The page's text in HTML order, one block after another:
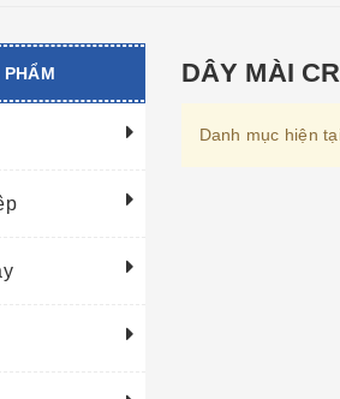
DÂY MÀI
Danh mục hiện
PHẨM